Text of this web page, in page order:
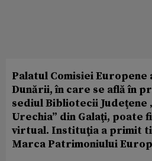
Palatul Comisiei Europene
Dunării, în care se află în
sediul Bibliotecii Judeţene
Urechia” din Galaţi, poate
virtual. Instituţia a primit
Marca Patrimoniului